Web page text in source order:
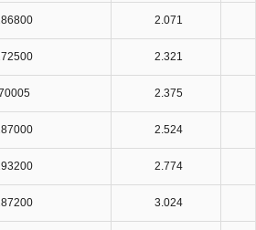
2.071
2.321
2.375
2.524
2.774
3.024